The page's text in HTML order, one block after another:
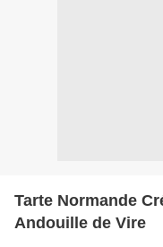
Tarte Normande
Andouille de Vire